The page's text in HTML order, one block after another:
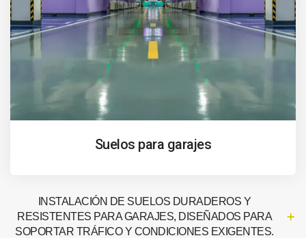
Suelos para garajes
INSTALACIÓN DE SUELOS DURADEROS Y
RESISTENTES PARA GARAJES, DISEÑADOS PARA
SOPORTAR TRÁFICO Y CONDICIONES EXIGENTES.